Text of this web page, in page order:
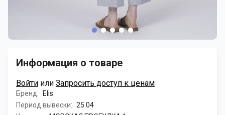
Информация о товаре
Войти или Запросить доступ к ценам
Бренд:
Elis
Период вывески: 25.04